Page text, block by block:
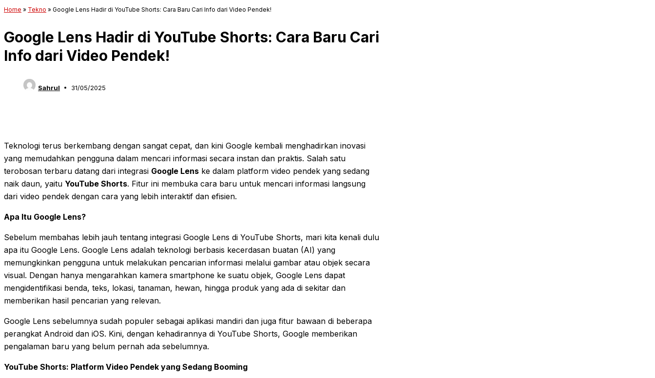
Home » Tekno » Google Lens Hadir di YouTube Shorts: Cara Baru Cari Info dari Video Pendek!
Google Lens Hadir di YouTube Shorts: Cara Baru Cari
Info dari Video Pendek!
Sahrul 31/05/2025
Teknologi terus berkembang dengan sangat cepat, dan kini Google kembali menghadirkan inovasi
yang memudahkan pengguna dalam mencari informasi secara instan dan praktis. Salah satu
terobosan terbaru datang dari integrasi Google Lens ke dalam platform video pendek yang sedang
naik daun, yaitu YouTube Shorts. Fitur ini membuka cara baru untuk mencari informasi langsung
dari video pendek dengan cara yang lebih interaktif dan efisien.
Apa Itu Google Lens?
Sebelum membahas lebih jauh tentang integrasi Google Lens di YouTube Shorts, mari kita kenali dulu
apa itu Google Lens. Google Lens adalah teknologi berbasis kecerdasan buatan (AI) yang
memungkinkan pengguna untuk melakukan pencarian informasi melalui gambar atau objek secara
visual. Dengan hanya mengarahkan kamera smartphone ke suatu objek, Google Lens dapat
mengidentifikasi benda, teks, lokasi, tanaman, hewan, hingga produk yang ada di sekitar dan
memberikan hasil pencarian yang relevan.
Google Lens sebelumnya sudah populer sebagai aplikasi mandiri dan juga fitur bawaan di beberapa
perangkat Android dan iOS. Kini, dengan kehadirannya di YouTube Shorts, Google memberikan
pengalaman baru yang belum pernah ada sebelumnya.
YouTube Shorts: Platform Video Pendek yang Sedang Booming